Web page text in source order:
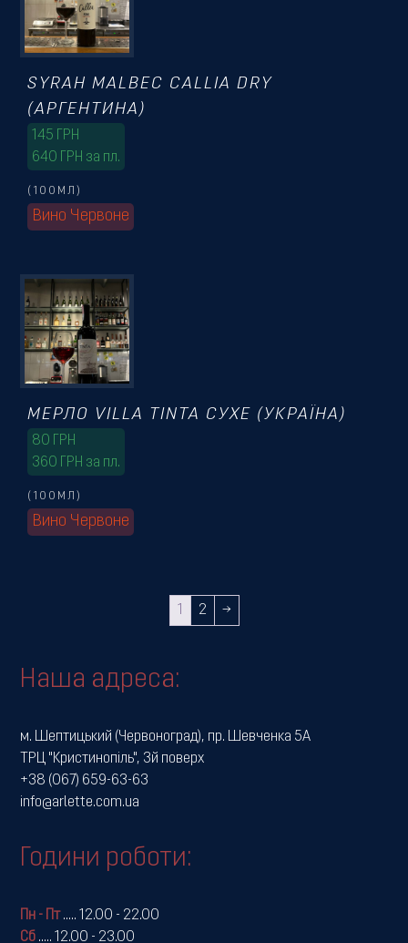
Вино Червоне
(100МЛ)
SYRAH MALBEC CALLIA DRY
(АРГЕНТИНА)
145 ГРН
640 ГРН за пл.
Вино Червоне
(100МЛ)
МЕРЛО VILLA TINTA СУХЕ (УКРАЇНА)
80
ГРН
360 ГРН за пл.
2 →
Наша адреса:
м. Шептицький (Червоноград), пр. Шевченка 5А
ТРЦ "Кристинопіль", 3й поверх
+38 (067) 659-63-63
info@arlette.com.ua
Години роботи:
Пн - Пт..... 12.00 - 22.00
Сб ..... 12.00 - 23.00